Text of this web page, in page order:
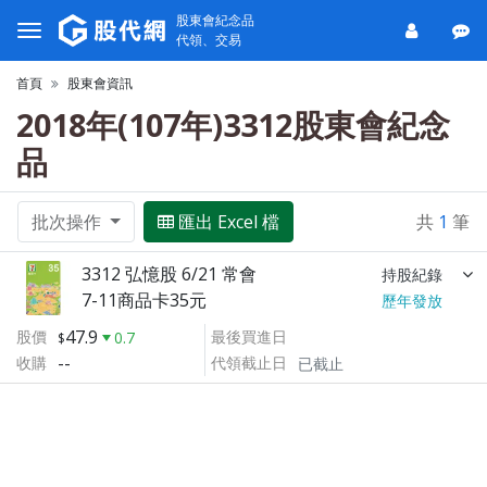
股東會紀念品
代領、交易
首頁 股東會資訊
2018年(107年)3312股東會紀念
品
批次操作 匯出 Excel 檔 共 1 筆
3312 弘憶股 6/21 常會 持股紀錄
7-11商品卡35元
歷年發放
股價
47.9
0.7
收購 --
最後買進日
代領截止日
已截止